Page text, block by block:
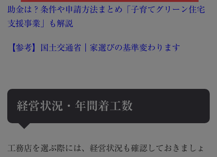
助金は？条件や申請方法まとめ「子育てグリーン住宅
支援事業」も解説
【参考】国土交通省｜家選びの基準変わります
経営状況・年間着工数
工務店を選ぶ際には、経営状況も確認しておきましょ